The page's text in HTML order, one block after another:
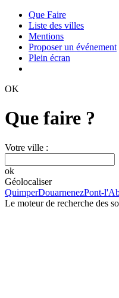
Que Faire
Liste des villes
Mentions
Proposer un événement
Plein écran
OK
Que faire ?
Votre ville :
ok
Géolocaliser
QuimperDouarnenezPont-
Le moteur de recherche des